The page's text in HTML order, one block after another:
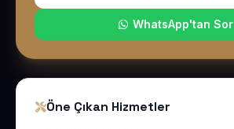
WhatsApp'tan Sor
Öne Çıkan Hizmetler